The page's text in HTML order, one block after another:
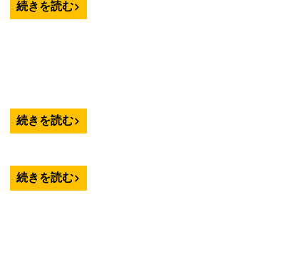
続きを読む
続きを読む
続きを読む